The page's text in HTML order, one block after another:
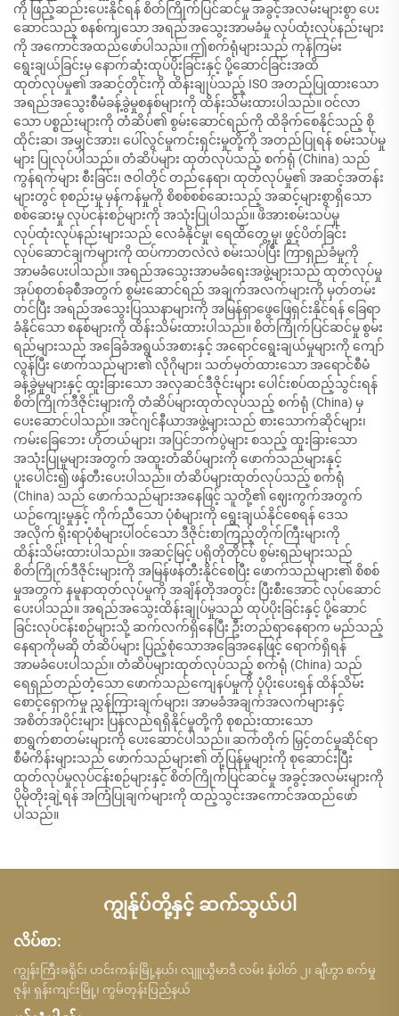
ကို ဖြည့်ဆည်းပေးနိုင်ရန် စိတ်ကြိုက်ပြင်ဆင်မှု အခွင့်အလမ်းများစွာ ပေး
ဆောင်သည့် စနစ်ကျသော အရည်အသွေးအာမခံမှု လုပ်ထုံးလုပ်နည်းများ
ကို အကောင်အထည်ဖော်ပါသည်။ ဤစက်ရုံများသည် ကုန်ကြမ်း
ရွေးချယ်ခြင်းမှ နောက်ဆုံးထုပ်ပိုးခြင်းနှင့် ပို့ဆောင်ခြင်းအထိ
ထုတ်လုပ်မှု၏ အဆင့်တိုင်းကို ထိန်းချုပ်သည့် ISO အတည်ပြုထားသော
အရည်အသွေးစီမံခန့်ခွဲမှုစနစ်များကို ထိန်းသိမ်းထားပါသည်။ ဝင်လာ
သော ပစ္စည်းများကို တံဆိပ်၏ စွမ်းဆောင်ရည်ကို ထိခိုက်စေနိုင်သည့် စို
ထိုင်းဆ၊ အမျှင်အား၊ ပေါ်လွင်မှုကင်းရှင်းမှုတို့ကို အတည်ပြုရန် စမ်းသပ်မှု
များ ပြုလုပ်ပါသည်။ တံဆိပ်များ ထုတ်လုပ်သည့် စက်ရုံ (China) သည်
ကွန်ရက်များ စီးခြင်း၊ ဇဝါတိုင် တည်နေရာ၊ ထုတ်လုပ်မှု၏ အဆင့်အတန်း
များတွင် စုစည်းမှု မှန်ကန်မှုကို စိစစ်စစ်ဆေးသည့် အဆင့်များစွာရှိသော
စစ်ဆေးမှု လုပ်ငန်းစဉ်များကို အသုံးပြုပါသည်။ ဖိအားစမ်းသပ်မှု
လုပ်ထုံးလုပ်နည်းများသည် လေခံနိုင်မှု၊ ရေထိတွေ့မှု၊ ဖွင့်ပိတ်ခြင်း
လုပ်ဆောင်ချက်များကို ထပ်ကာတလဲလဲ စမ်းသပ်ပြီး ကြာရှည်ခံမှုကို
အာမခံပေးပါသည်။ အရည်အသွေးအာမခံရေးအဖွဲ့များသည် ထုတ်လုပ်မှု
အုပ်စုတစ်ခုစီအတွက် စွမ်းဆောင်ရည် အချက်အလက်များကို မှတ်တမ်း
တင်ပြီး အရည်အသွေးပြဿနာများကို အမြန်ရှာဖွေဖြေရှင်းနိုင်ရန် ခြေရာ
ခံနိုင်သော စနစ်များကို ထိန်းသိမ်းထားပါသည်။ စိတ်ကြိုက်ပြင်ဆင်မှု စွမ်း
ရည်များသည် အခြေခံအရွယ်အစားနှင့် အရောင်ရွေးချယ်မှုများကို ကျော်
လွန်ပြီး ဖောက်သည်များ၏ လိုဂိုများ၊ သတ်မှတ်ထားသော အရောင်စီမံ
ခန့်ခွဲမှုများနှင့် ထူးခြားသော အလှဆင်ဒီဇိုင်းများ ပေါင်းစပ်ထည့်သွင်းရန်
စိတ်ကြိုက်ဒီဇိုင်းများကို တံဆိပ်များထုတ်လုပ်သည့် စက်ရုံ (China) မှ
ပေးဆောင်ပါသည်။ အင်ဂျင်နီယာအဖွဲ့များသည် စားသောက်ဆိုင်များ၊
ကမ်းခြေဘေး ဟိုတယ်များ၊ အပြင်ဘက်ပွဲများ စသည့် ထူးခြားသော
အသုံးပြုမှုများအတွက် အထူးတံဆိပ်များကို ဖောက်သည်များနှင့်
ပူးပေါင်း၍ ဖန်တီးပေးပါသည်။ တံဆိပ်များထုတ်လုပ်သည့် စက်ရုံ
(China) သည် ဖောက်သည်များအနေဖြင့် သူတို့၏ ဈေးကွက်အတွက်
ယဉ်ကျေးမှုနှင့် ကိုက်ညီသော ပုံစံများကို ရွေးချယ်နိုင်စေရန် ဒေသ
အလိုက် ရိုးရာပုံစံများပါဝင်သော ဒီဇိုင်းစာကြည့်တိုက်ကြီးများကို
ထိန်းသိမ်းထားပါသည်။ အဆင့်မြင့် ပရိုတိုတိုင်ပ် စွမ်းရည်များသည်
စိတ်ကြိုက်ဒီဇိုင်းများကို အမြန်ဖန်တီးနိုင်စေပြီး ဖောက်သည်များ၏ စိစစ်
မှုအတွက် နမူနာထုတ်လုပ်မှုကို အချိန်တိုအတွင်း ပြီးစီးအောင် လုပ်ဆောင်
ပေးပါသည်။ အရည်အသွေးထိန်းချုပ်မှုသည် ထုပ်ပိုးခြင်းနှင့် ပို့ဆောင်
ခြင်းလုပ်ငန်းစဉ်များသို့ ဆက်လက်ရှိနေပြီး ဦးတည်ရာနေရာက မည်သည့်
နေရာကိုမဆို တံဆိပ်များ ပြည့်စုံသောအခြေအနေဖြင့် ရောက်ရှိရန်
အာမခံပေးပါသည်။ တံဆိပ်များထုတ်လုပ်သည့် စက်ရုံ (China) သည်
ရေရှည်တည်တံ့သော ဖောက်သည်ကျေနပ်မှုကို ပံ့ပိုးပေးရန် ထိန်သိမ်း
စောင့်ရှောက်မှု ညွှန်ကြားချက်များ၊ အာမခံအချက်အလက်များနှင့်
အစိတ်အပိုင်းများ ပြန်လည်ရရှိနိုင်မှုတို့ကို စုစည်းထားသော
စာရွက်စာတမ်းများကို ပေးဆောင်ပါသည်။ ဆက်တိုက် မြှင့်တင်မှုဆိုင်ရာ
စီမံကိန်းများသည် ဖောက်သည်များ၏ တုံ့ပြန်မှုများကို စုဆောင်းပြီး
ထုတ်လုပ်မှုလုပ်ငန်းစဉ်များနှင့် စိတ်ကြိုက်ပြင်ဆင်မှု အခွင့်အလမ်းများကို
ပိုမိုတိုးချဲ့ရန် အကြံပြုချက်များကို ထည့်သွင်းအကောင်အထည်ဖော်
ပါသည်။
ကျွန်ုပ်တို့နှင့် ဆက်သွယ်ပါ
လိပ်စာ:
ကျွန်းကြီးခရိုင်၊ ဟင်းကန်းမြို့နယ်၊ လျူယွီမာဒီ လမ်း နံပါတ် ၂၊ ချီဟွာ စက်မှု
ဇုန်၊ ရှန်းကျင်းမြို့၊ ကွမ်တုန်းပြည်နယ်